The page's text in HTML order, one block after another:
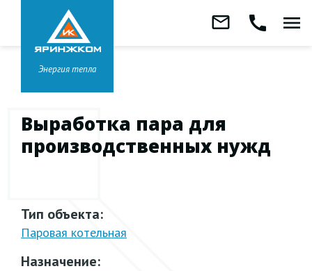
Заказать
Звонок бесплатный
8 800 333-99-01
Головной офис вЯрославле
+7 (4852) 67-96-00
Энергия тепла
mail_outline call menu
Выработка пара для
производственных нужд
Тип объекта:
Паровая котельная
Назначение: